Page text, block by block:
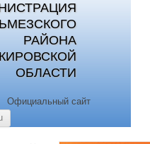
РАЙОНА
КИРОВСКОЙ
ОБЛАСТИ
Официальный сайт